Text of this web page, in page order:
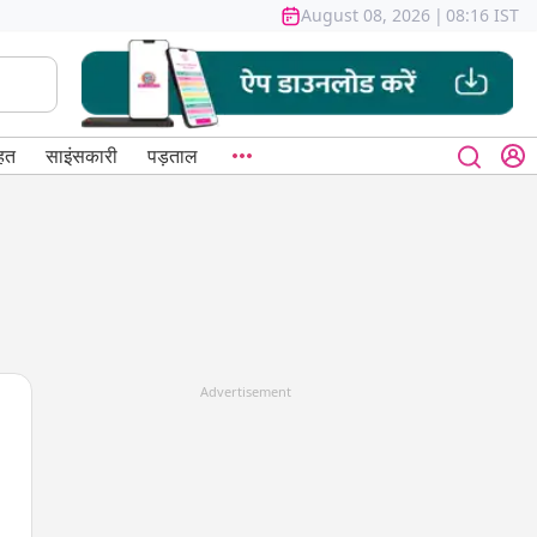
August 08, 2026 | 08:16 IST
साइंसकारी पड़ताल
Advertisement